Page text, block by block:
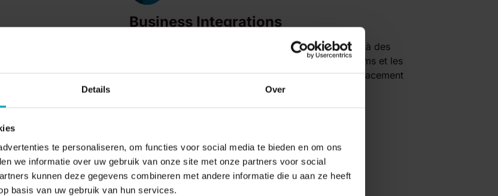
Details Over
te personaliseren, om functies voor social media te bieden en om ons
we informatie over uw gebruik van onze site met onze partners voor social
kunnen deze gegevens combineren met andere informatie die u aan ze heeft
basis van uw gebruik van hun services.
vos
à la
center, à un
tout-
Business Integrations
La plateforme de communication de Dstny s’intègre à des
outils et systèmes populaires tels que Microsoft Teams et les
outils CRM connus, afin de pouvoir fonctionner efficacement
et de fournir aux clients le meilleur service possible.
plus sur Dstny Business Communications